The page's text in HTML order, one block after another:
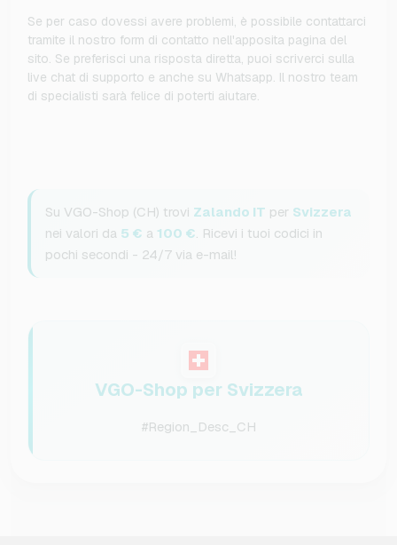
Se per caso dovessi avere problemi, è possibile contattarci
tramite il nostro form di contatto nell'apposita pagina del
sito. Se preferisci una risposta diretta, puoi scriverci sulla
live chat di supporto e anche su Whatsapp. Il nostro team
di specialisti sarà felice di poterti aiutare.
Su VGO-Shop (CH) trovi Zalando IT per Svizzera
nei valori da 5 € a 100 €. Ricevi i tuoi codici in
pochi secondi - 24/7 via e-mail!
VGO-Shop per Svizzera
#Region_Desc_CH